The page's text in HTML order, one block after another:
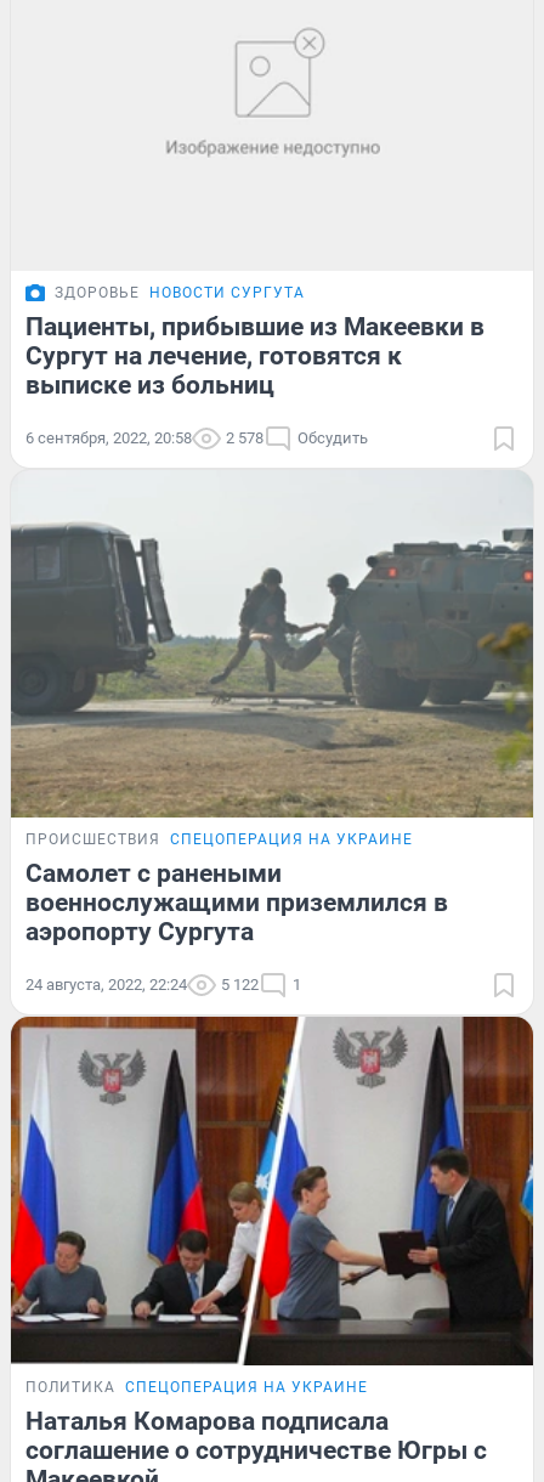
ЗДОРОВЬЕ НОВОСТИ СУРГУТА
Пациенты, прибывшие из Макеевки в
Сургут на лечение, готовятся к
выписке из больниц
6 сентября, 2022, 20:58 2 578 Обсудить
ПРОИСШЕСТВИЯ СПЕЦОПЕРАЦИЯ НА УКРАИНЕ
Самолет с ранеными
военнослужащими приземлился в
аэропорту Сургута
24 августа, 2022, 22:24 5 122 1
ПОЛИТИКА СПЕЦОПЕРАЦИЯ НА УКРАИНЕ
Наталья Комарова подписала
соглашение о сотрудничестве Югры с